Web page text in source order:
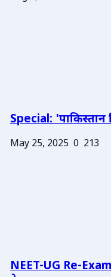
Special: 'पाकिस्तान
May 25, 2025 0 213
NEET-UG Re-